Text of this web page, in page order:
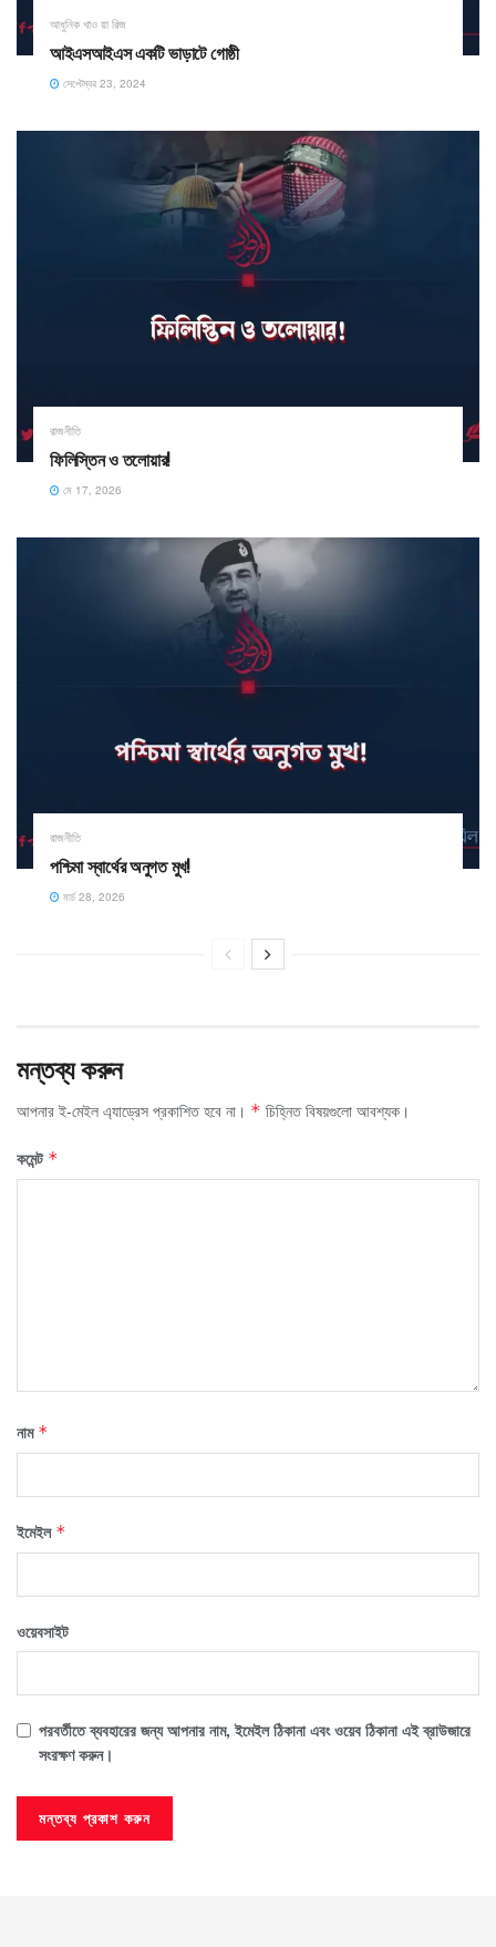
আধুনিক খাও য়া রিজ
আইএসআইএস একটি ভাড়াটে গোষ্ঠী
সেপ্টেম্বর 23, 2024
রাজনীতি
ফিলিস্তিন ও তলোয়ার!
মে 17, 2026
রাজনীতি
পশ্চিমা স্বার্থের অনুগত মুখ!
মার্চ 28, 2026
মন্তব্য করুন
আপনার ই-মেইল এ্যাড্রেস প্রকাশিত হবে না। * চিহ্নিত বিষয়গুলো আবশ্যক।
কমেন্ট *
নাম *
ইমেইল *
ওয়েবসাইট
পরবর্তীতে ব্যবহারের জন্য আপনার নাম, ইমেইল ঠিকানা এবং ওয়েব ঠিকানা এই ব্রাউজারে
সংরক্ষণ করুন।